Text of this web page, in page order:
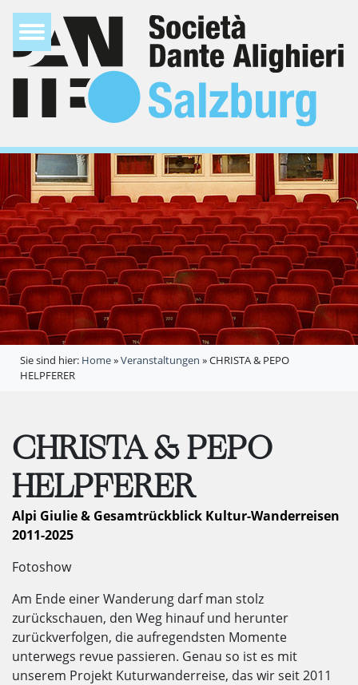
Sie sind hier: Home»Veranstaltungen »CHRISTA & PEPO
HELPFERER
CHRISTA & PEPO
HELPFERER
Alpi Giulie & Gesamtrückblick Kultur-Wanderreisen
2011-2025
Fotoshow
Am Ende einer Wanderung darf man stolz
zurückschauen, den Weg hinauf und herunter
zurückverfolgen, die aufregendsten Momente
unterwegs revue passieren. Genau so ist es mit
unserem Projekt Kuturwanderreise, das wir seit 2011